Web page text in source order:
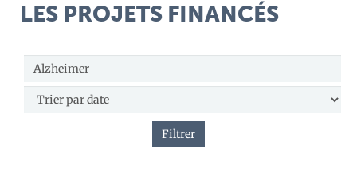
LES PROJETS FINANCÉS
Filtrer